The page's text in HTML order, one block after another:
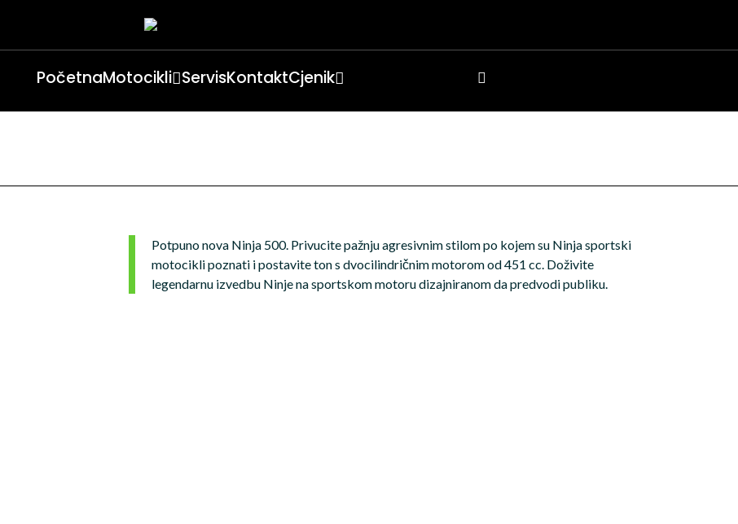
PočetnaMotocikli ServisKontaktCjenik
Potpuno nova Ninja 500. Privucite pažnju agresivnim stilom po kojem su Ninja sportski
motocikli poznati i postavite ton s dvocilindričnim motorom od 451 cc. Doživite
legendarnu izvedbu Ninje na sportskom motoru dizajniranom da predvodi publiku.